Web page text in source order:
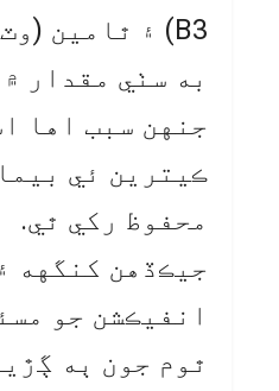
به سٺي مقدار
جنهن سبب اها
ڪيترين ئي
محفوظ رکي ٿي.
جيڪڏهن کنگهه
انفيڪشن جو
ٿوم جون ٻه